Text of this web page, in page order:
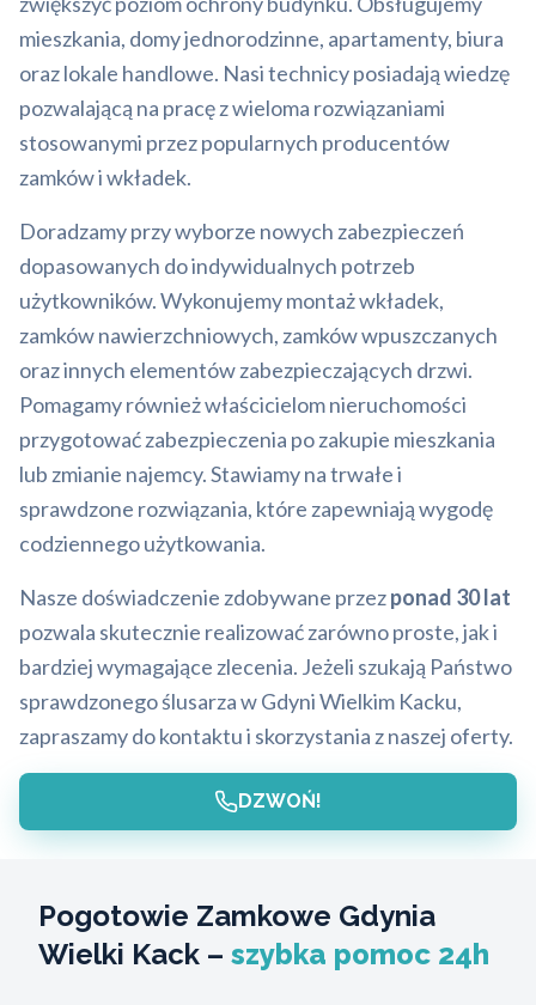
mieszkania, domy jednorodzinne, apartamenty, biura
oraz lokale handlowe. Nasi technicy posiadają wiedzę
pozwalającą na pracę z wieloma rozwiązaniami
stosowanymi przez popularnych producentów
zamków i wkładek.
Doradzamy przy wyborze nowych zabezpieczeń
dopasowanych do indywidualnych potrzeb
użytkowników. Wykonujemy montaż wkładek,
zamków nawierzchniowych, zamków wpuszczanych
oraz innych elementów zabezpieczających drzwi.
Pomagamy również właścicielom nieruchomości
przygotować zabezpieczenia po zakupie mieszkania
lub zmianie najemcy. Stawiamy na trwałe i
sprawdzone rozwiązania, które zapewniają wygodę
codziennego użytkowania.
Nasze doświadczenie zdobywane przezponad 30 lat
pozwala skutecznie realizować zarówno proste, jak i
bardziej wymagające zlecenia. Jeżeli szukają Państwo
sprawdzonego ślusarza w Gdyni Wielkim Kacku,
zapraszamy do kontaktu i skorzystania z naszej oferty.
DZWOŃ!
Pogotowie Zamkowe Gdynia
Wielki Kack – szybka pomoc 24h